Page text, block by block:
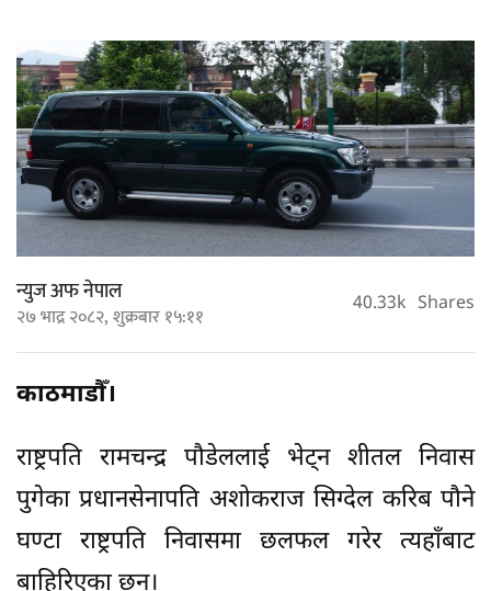
न्युज अफ नेपाल
२७ भाद्र २०८२, शुक्रबार १५:११ 40.33k Shares
काठमाडौँ।
राष्ट्रपति रामचन्द्र पौडेललाई भेट्न शीतल निवास
पुगेका प्रधानसेनापति अशोकराज सिग्देल करिब पौने
घण्टा राष्ट्रपति निवासमा छलफल गरेर त्यहाँबाट
बाहिरिएका छन्।